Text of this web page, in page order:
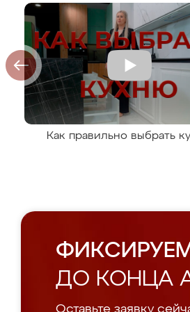
Как правильно выбрать
ДО КОНЦА
Оставьте заявку